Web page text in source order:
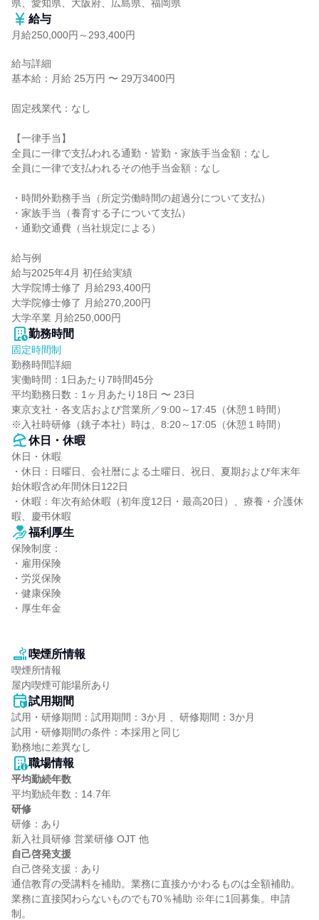
県、愛知県、大阪府、広島県、福岡県
給与
月給250,000円～293,400円
給与詳細
基本給：月給 25万円 〜 29万3400円
固定残業代：なし
【一律手当】
全員に一律で支払われる通勤・皆勤・家族手当金額：なし
全員に一律で支払われるその他手当金額：なし
・時間外勤務手当（所定労働時間の超過分について支払）
・家族手当（養育する子について支払）
・通勤交通費（当社規定による）
給与例
給与2025年4月 初任給実績
大学院博士修了 月給293,400円
大学院修士修了 月給270,200円
大学卒業 月給250,000円
勤務時間
固定時間制
勤務時間詳細
実働時間：1日あたり7時間45分
平均勤務日数：1ヶ月あたり18日 〜 23日
東京支社・各支店および営業所／9:00～17:45（休憩１時間）
※入社時研修（銚子本社）時は、8:20～17:05（休憩１時間）
休日・休暇
休日・休暇
・休日：日曜日、会社暦による土曜日、祝日、夏期および年末年
始休暇含め年間休日122日
・休暇：年次有給休暇（初年度12日・最高20日）、療養・介護休
暇、慶弔休暇
福利厚生
保険制度：
・雇用保険
・労災保険
・健康保険
・厚生年金
喫煙所情報
喫煙所情報
屋内喫煙可能場所あり
試用期間
試用・研修期間：試用期間：3か月 、研修期間：3か月
試用・研修期間の条件：本採用と同じ
職場情報
平均勤続年数
研修
研修：あり
自己啓発支援
自己啓発支援：あり
通信教育の受講料を補助。業務に直接かかわるものは全額補助。
業務に直接関わらないものでも70％補助 ※年に1回募集。申請